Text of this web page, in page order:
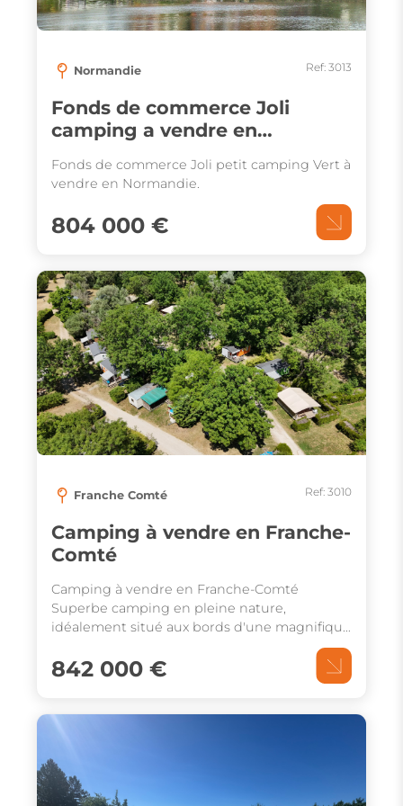
Normandie Ref: 3013
Fonds de commerce Joli
camping a vendre en
Fonds de commerce Joli petit camping Vert à
vendre en Normandie.
804 000 €
Franche Comté Ref: 3010
Camping à vendre en Franche-
Comté
Camping à vendre en Franche-Comté
Superbe camping en pleine nature,
idéalement situé aux bords d'une magnifique
vastes emplacements
842 000 €